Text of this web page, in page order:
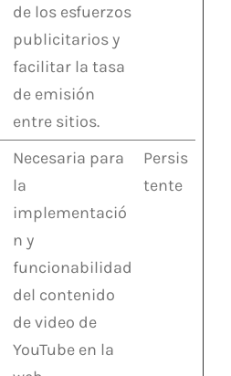
de los esfuerzos
publicitarios y
facilitar la tasa
de emisión
entre sitios.
Necesaria para
la
implementació
n y
funcionabilidad
del contenido
de video de
YouTube en la
Persis
tente